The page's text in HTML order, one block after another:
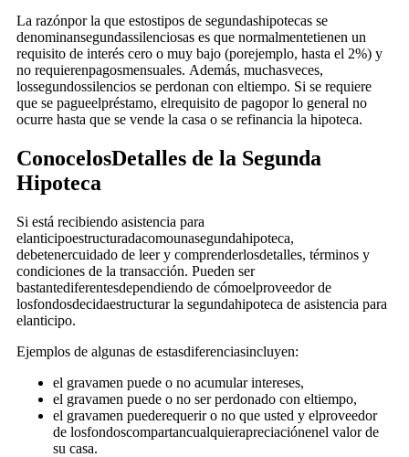
La razónpor la que estostipos de segundashipotecas se
denominansegundassilenciosas es que normalmentetienen un
requisito de interés cero o muy bajo (porejemplo, hasta el 2%) y
no requierenpagosmensuales. Además, muchasveces,
lossegundossilencios se perdonan con eltiempo. Si se requiere
que se pagueelpréstamo, elrequisito de pagopor lo general no
ocurre hasta que se vende la casa o se refinancia la hipoteca.
ConocelosDetalles de la Segunda
Hipoteca
Si está recibiendo asistencia para
elanticipoestructuradacomounasegundahipoteca,
debetenercuidado de leer y comprenderlosdetalles, términos y
condiciones de la transacción. Pueden ser
bastantediferentesdependiendo de cómoelproveedor de
losfondosdecidaestructurar la segundahipoteca de asistencia para
elanticipo.
Ejemplos de algunas de estasdiferenciasincluyen:
el gravamen puede o no acumular intereses,
el gravamen puede o no ser perdonado con eltiempo,
el gravamen puederequerir o no que usted y elproveedor
de losfondoscompartancualquierapreciaciónenel valor de
su casa.